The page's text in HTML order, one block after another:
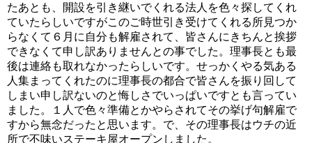
たあとも、開設を引き継いでくれる法人を色々探してくれ
ていたらしいですがこのご時世引き受けてくれる所見つか
らなくて６月に自分も解雇されて、皆さんにきちんと挨拶
できなくて申し訳ありませんとの事でした。理事長とも最
後は連絡も取れなかったらしいです。せっかくやる気ある
人集まってくれたのに理事長の都合で皆さんを振り回して
しまい申し訳ないのと悔しさでいっぱいですとも言ってい
ました。１人で色々準備とかやらされてその挙げ句解雇で
すから無念だったと思います。で、その理事長はウチの近
所で不味いステーキ屋オープンしました。